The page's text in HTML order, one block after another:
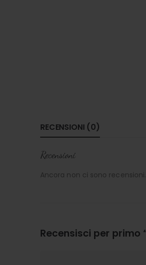
RECENSIONI (0)
Recensioni
Ancora non ci sono recensioni.
Recensisci per